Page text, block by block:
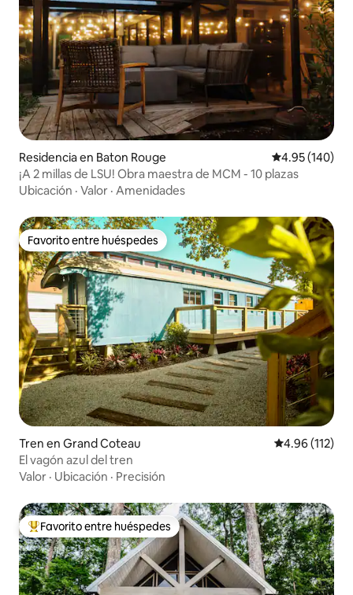
Residencia en Baton Rouge Calificación
4.95 (140)
¡A 2 millas de LSU! Obra maestra de MCM - 10 plazas
Ubicación · Valor · Amenidades
Favorito entre huéspedes
Favorito entre huéspedes
Tren en Grand Coteau Calificación
4.96 (112)
El vagón azul del tren
Valor · Ubicación · Precisión
De los mejores en Favorito entre huéspedes
Favorito entre huéspedes